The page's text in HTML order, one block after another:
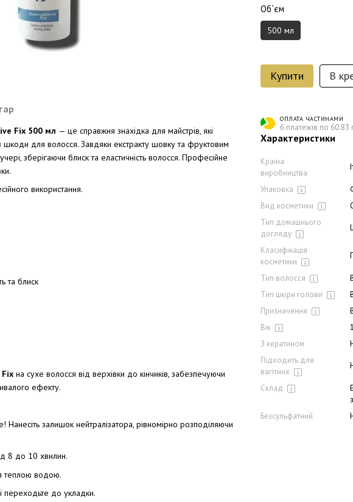
Fix 500 мл — це справжня знахідка для майстрів, які
шкоди для волосся. Завдяки екстракту шовку та фруктовим
зберігаючи блиск та еластичність волосся. Професійне
використання.
та блиск
на сухе волосся від верхівки до кінчиків, забезпечуючи
ефекту.
Нанесіть залишок нейтралізатора, рівномірно розподіляючи
8 до 10 хвилин.
теплою водою.
до укладки.
Об`єм
500 мл
Купити В
ОПЛАТА ЧАСТИНАМИ
6 платежів по 60.83
Характеристики
Країна
виробництва
Упаковка
Вид косметики
Тип домашнього
догляду
Класифікація
косметики
Тип волосся
Тип шкіри голови
Призначення
Вік
З кератином
Підходить для
вагітних
Склад
Безсульфатний